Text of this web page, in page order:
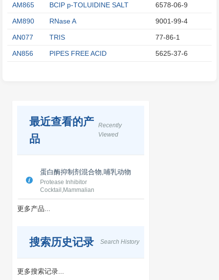
AM865 BCIP p-TOLUIDINE SALT 6578-06-9
AM890 RNase A 9001-99-4
AN077 TRIS 77-86-1
AN856 PIPES FREE ACID 5625-37-6
最近查看的产
品
Recently
Viewed
蛋白酶抑制剂混合物,哺乳动物
Protease Inhibitor
Cocktail,Mammalian
更多产品...
搜索历史记录 Search History
更多搜索记录...